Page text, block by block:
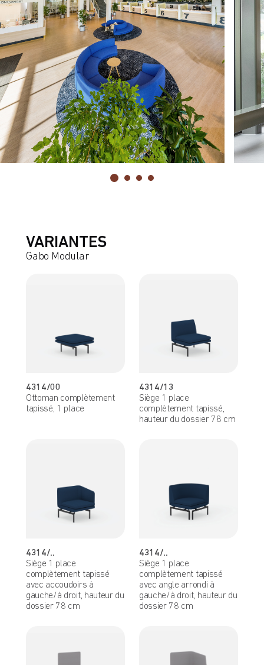
VARIANTES
Gabo Modular
4314/00
Ottoman complètement
tapissé, 1 place
4314/13
Siège 1 place
complètement tapissé,
hauteur du dossier 78 cm
4314/..
Siège 1 place
complètement tapissé
avec accoudoirs à
gauche/à droit, hauteur du
dossier 78 cm
4314/..
Siège 1 place
complètement tapissé
avec angle arrondi à
gauche/à droit, hauteur du
dossier 78 cm